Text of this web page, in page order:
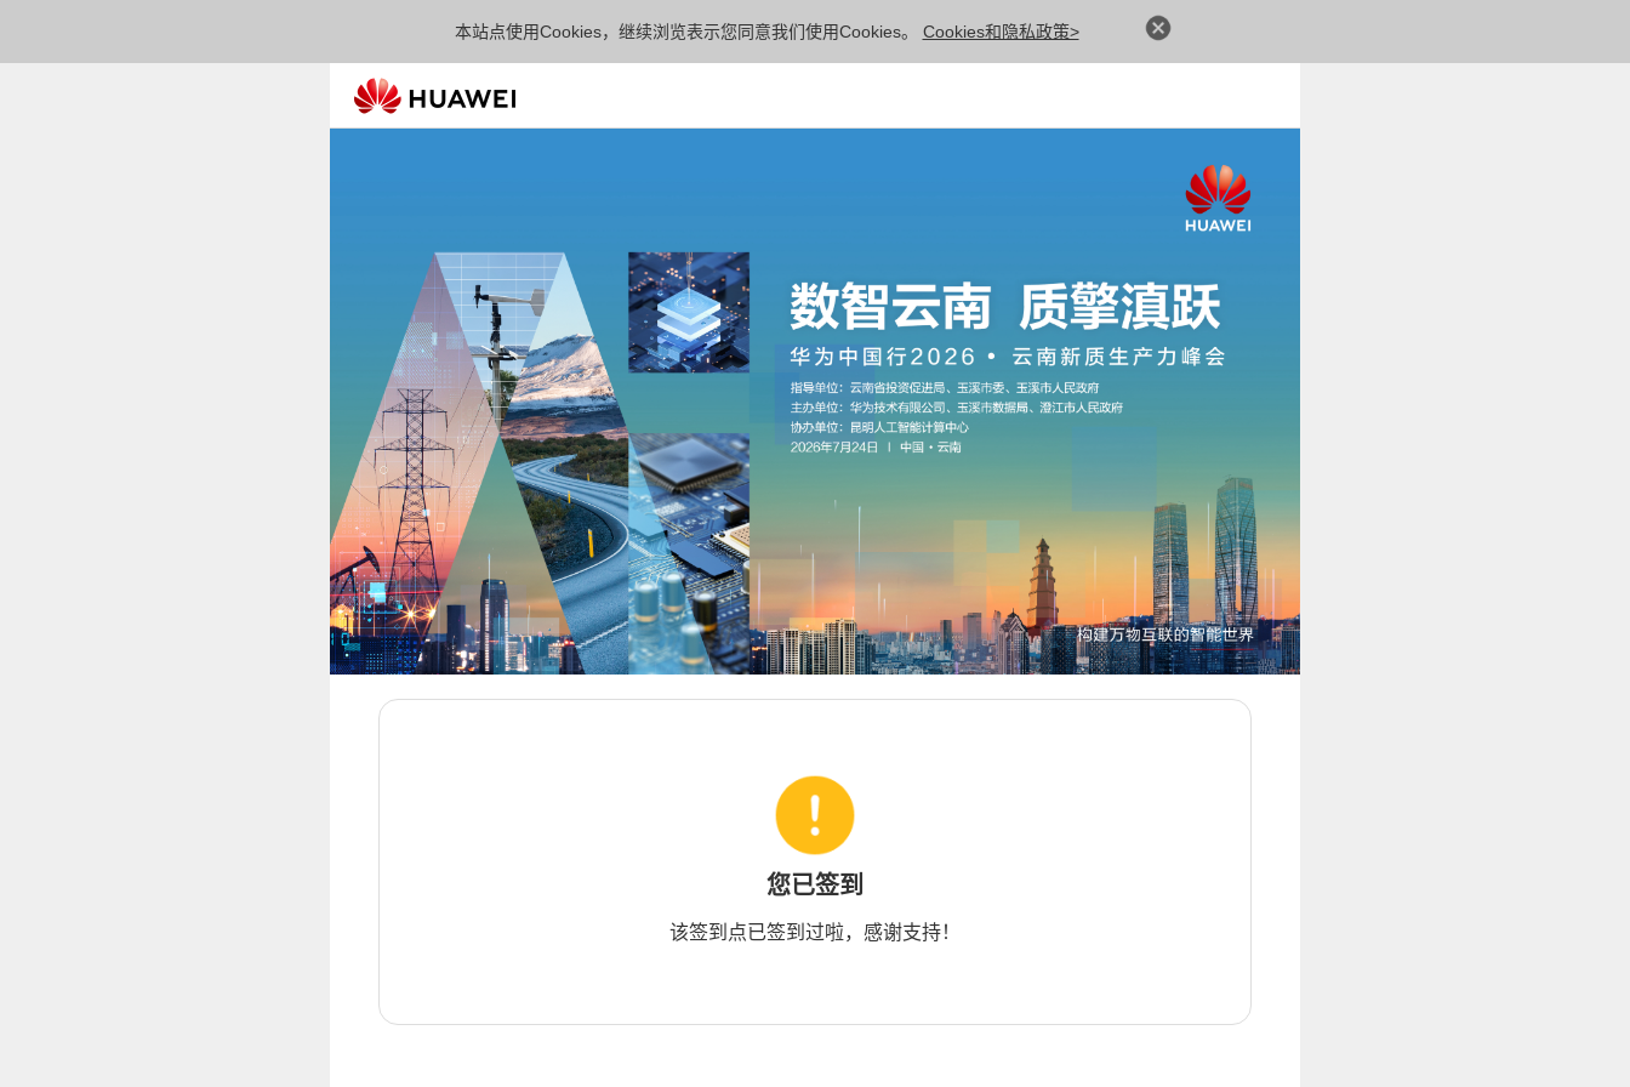
本站点使用Cookies，继续浏览表示您同意我们使用Cookies。 Cookies和隐私政策>
您已签到
该签到点已签到过啦，感谢支持！